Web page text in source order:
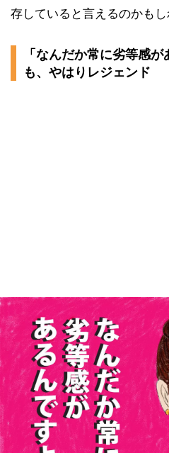
存していると言えるのかもし
「なんだか常に劣等感
も、やはりレジェンド